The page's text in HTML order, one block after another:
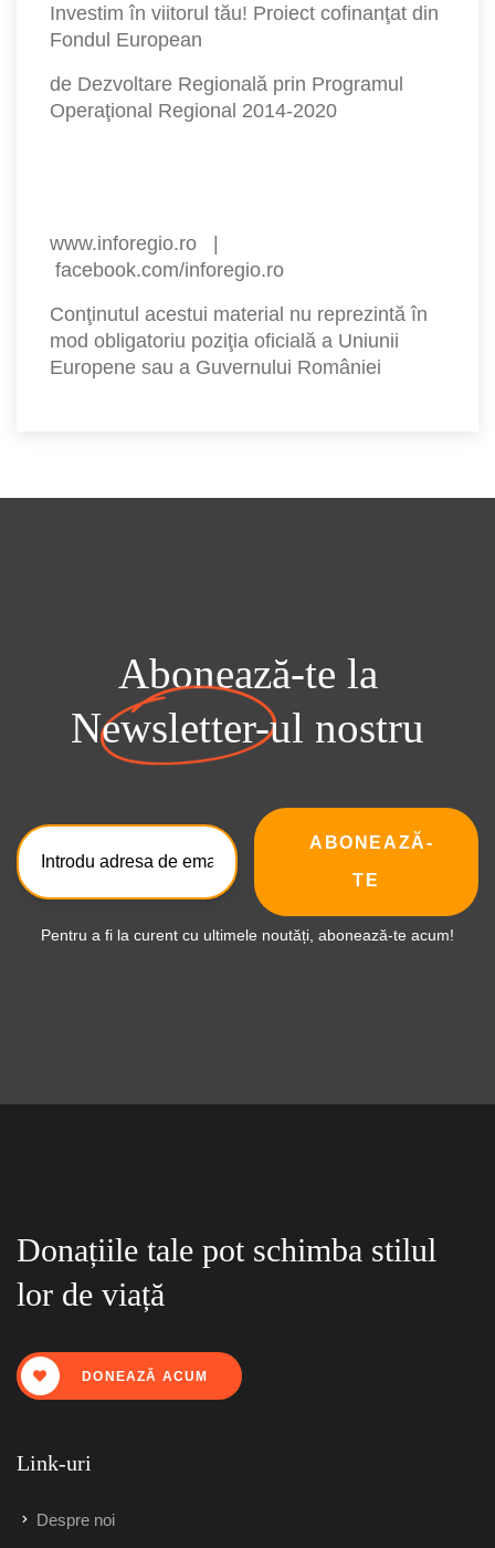
Investim în viitorul tău! Proiect cofinanţat din
Fondul European
de Dezvoltare Regională prin Programul
Operaţional Regional 2014-2020
www.inforegio.ro |
facebook.com/inforegio.ro
Conţinutul acestui material nu reprezintă în
mod obligatoriu poziţia oficială a Uniunii
Europene sau a Guvernului României
Abonează-te la
Newsletter-ul nostru
ABONEAZĂ-
TE
Pentru a fi la curent cu ultimele noutăți, abonează-te acum!
Donațiile tale pot schimba stilul
lor de viață
DONEAZĂ ACUM
Link-uri
Despre noi